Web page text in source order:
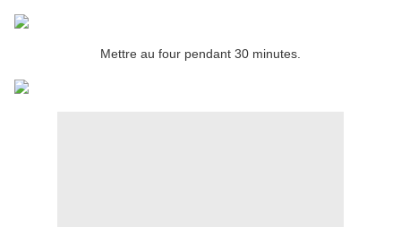
Mettre au four pendant 30 minutes.